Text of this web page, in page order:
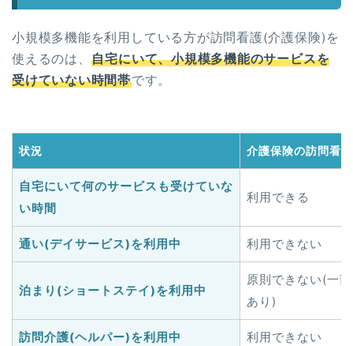
小規模多機能を利用している方が訪問看護(介護保険)を
使えるのは、 自宅にいて、小規模多機能のサービスを
受けていない時間帯です。
状況 介護保険の訪問看護
自宅にいて何のサービスも受けていな
い時間
利用できる
通い(デイサービス)を利用中 利用できない
泊まり(ショートステイ)を利用中
原則できない(一
あり)
訪問介護(ヘルパー)を利用中 利用できない